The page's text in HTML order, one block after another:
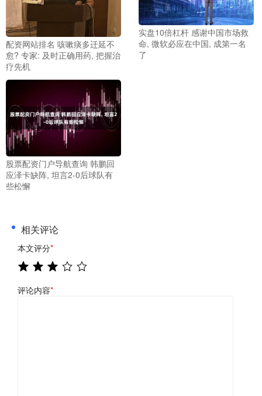
配资网站排名 咳嗽痰多迁延不
愈? 专家: 及时正确用药, 把握治
疗先机
实盘10倍杠杆 感谢中国市场救
命, 微软必应在中国, 成第一名
了
股票配资门户导航查询 韩鹏回
应泽卡缺阵, 坦言2-0后球队有
些松懈
相关评论
本文评分*
评论内容*